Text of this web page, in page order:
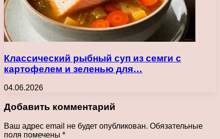
Классический рыбный суп из семги с
картофелем и зеленью для…
04.06.2026
Добавить комментарий
Ваш адрес email не будет опубликован. Обязательные
поля помечены *